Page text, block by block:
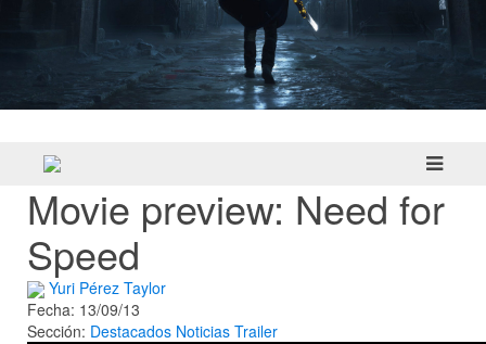
Movie preview: Need for
Speed
Yuri Pérez Taylor
Fecha: 13/09/13
Sección: Destacados Noticias Trailer